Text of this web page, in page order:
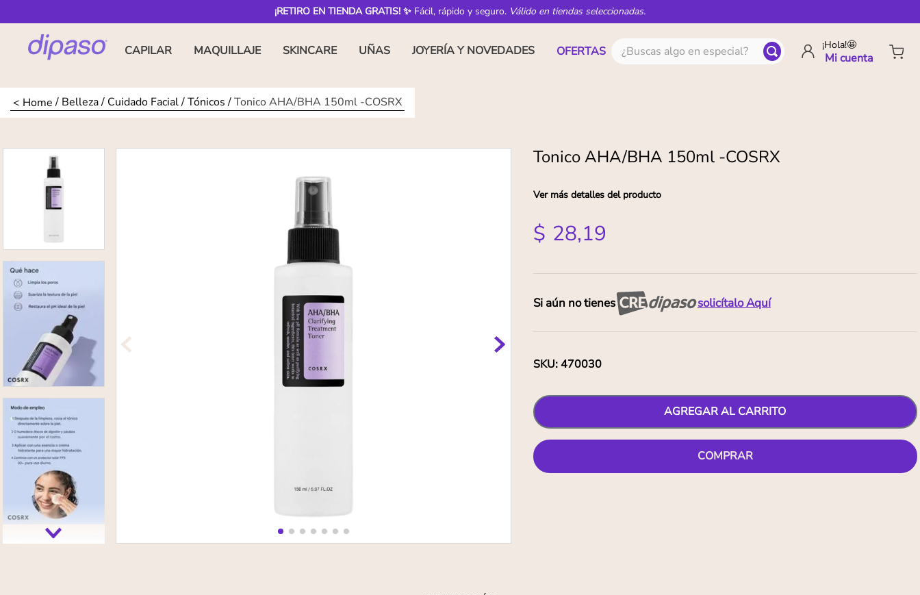
¡RETIRO EN TIENDA GRATIS! ✨ Fácil, rápido y seguro. Válido en tiendas seleccionadas.
CAPILAR MAQUILLAJE SKINCARE UÑAS JOYERÍA Y NOVEDADES OFERTAS ¿Buscas algo en especial? ¡Hola!🤩
Belleza Cuidado Facial Tónicos Tonico AHA/BHA 150ml -COSRX
Tonico AHA/BHA 150ml -COSRX
Ver más detalles del producto
$ 28,19
Si aún no tienes solicítalo Aquí
SKU:470030
AGREGAR AL CARRITO
COMPRAR